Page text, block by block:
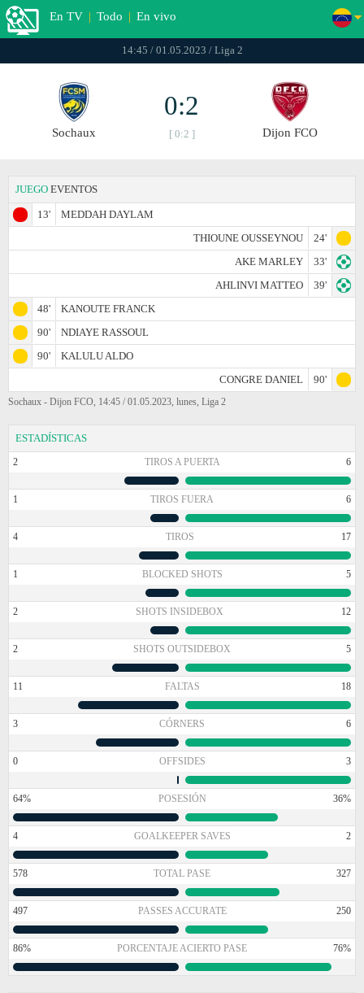
En TV | Todo | En vivo
14:45 / 01.05.2023 / Liga 2
Sochaux
0:2
[ 0:2 ] Dijon FCO
JUEGO EVENTOS
13'
MEDDAH DAYLAM
THIOUNE OUSSEYNOU
24'
AKE MARLEY
33'
AHLINVI MATTEO
39'
48'
KANOUTE FRANCK
90'
NDIAYE RASSOUL
90'
KALULU ALDO
CONGRE DANIEL
90'
Sochaux - Dijon FCO, 14:45 / 01.05.2023, lunes, Liga 2
ESTADÍSTICAS
2 TIROS A PUERTA 6
1 TIROS FUERA 6
4 TIROS 17
1 BLOCKED SHOTS 5
2 SHOTS INSIDEBOX 12
2 SHOTS OUTSIDEBOX 5
11 FALTAS 18
3 CÓRNERS 6
0 OFFSIDES 3
64% POSESIÓN 36%
4 GOALKEEPER SAVES 2
578 TOTAL PASE 327
497 PASSES ACCURATE 250
86% PORCENTAJE ACIERTO PASE 76%